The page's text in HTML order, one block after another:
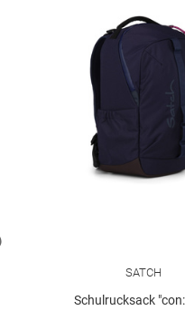
ZUR WUNSCHLISTE
SATCH
Schulrucksack